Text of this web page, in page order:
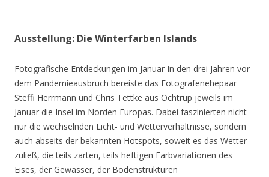
Ausstellung: Die Winterfarben Islands
Fotografische Entdeckungen im Januar In den drei Jahren vor
dem Pandemieausbruch bereiste das Fotografenehepaar
Steffi Herrmann und Chris Tettke aus Ochtrup jeweils im
Januar die Insel im Norden Europas. Dabei faszinierten nicht
nur die wechselnden Licht- und Wetterverhältnisse, sondern
auch abseits der bekannten Hotspots, soweit es das Wetter
zuließ, die teils zarten, teils heftigen Farbvariationen des
Eises, der Gewässer, der Bodenstrukturen